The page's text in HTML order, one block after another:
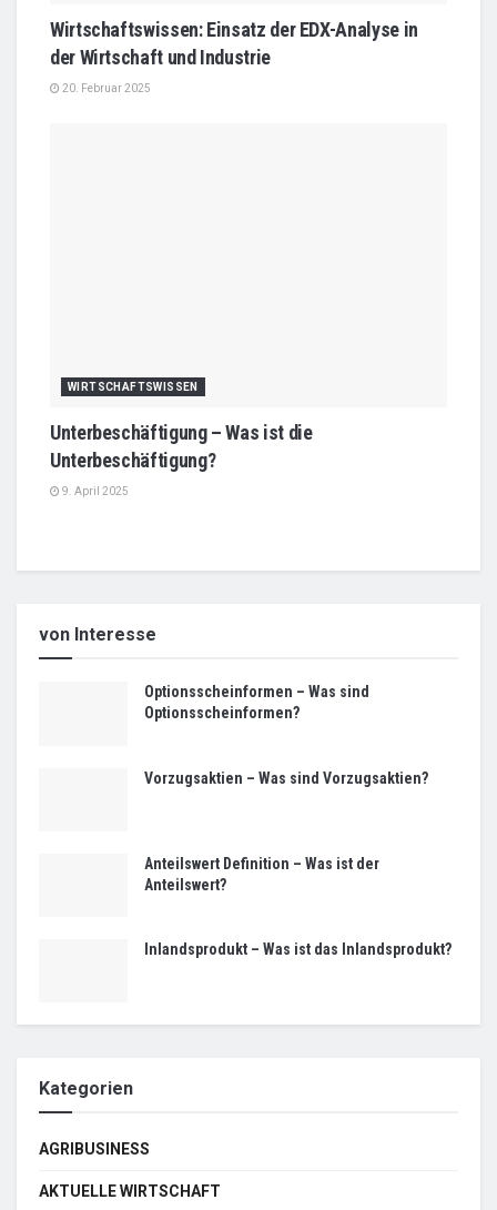
Wirtschaftswissen: Einsatz der EDX-Analyse in
der Wirtschaft und Industrie
20. Februar 2025
WIRTSCHAFTSWISSEN
Unterbeschäftigung – Was ist die
Unterbeschäftigung?
9. April 2025
von Interesse
Optionsscheinformen – Was sind
Optionsscheinformen?
Vorzugsaktien – Was sind Vorzugsaktien?
Anteilswert Definition – Was ist der
Anteilswert?
Inlandsprodukt – Was ist das Inlandsprodukt?
Kategorien
AGRIBUSINESS
AKTUELLE WIRTSCHAFT